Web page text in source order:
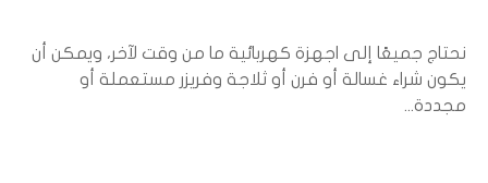
نحتاج جميعًا إلى اجهزة كهربائية ما من وقت لآخر، ويمكن أن
يكون شراء غسالة أو فرن أو ثلاجة وفريزر مستعملة أو
مجددة...